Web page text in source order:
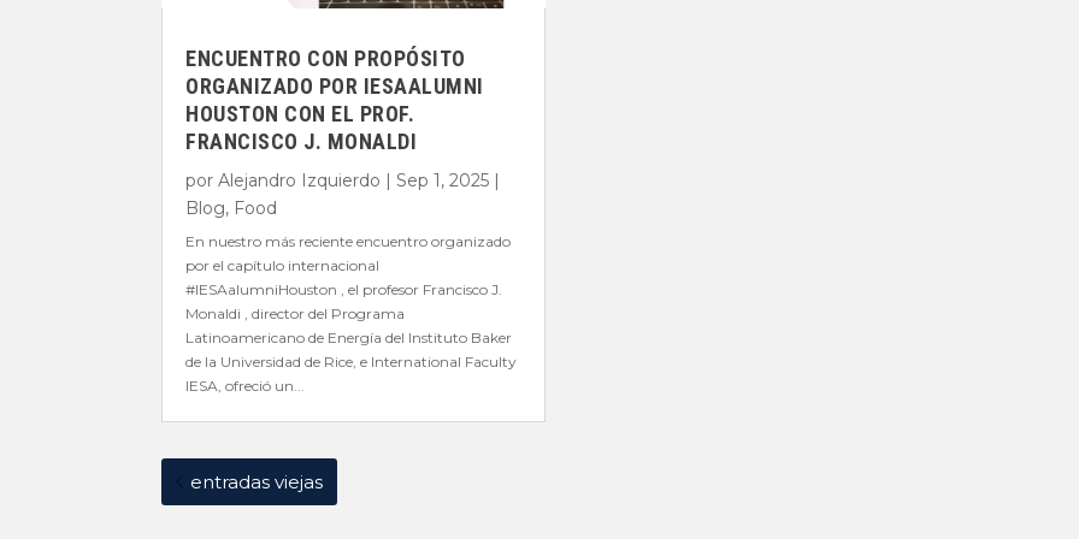
ENCUENTRO CON PROPÓSITO
ORGANIZADO POR IESAALUMNI
HOUSTON CON EL PROF.
FRANCISCO J. MONALDI
porAlejandro Izquierdo |Sep 1, 2025 |
Blog, Food
En nuestro más reciente encuentro organizado
por el capítulo internacional
#IESAalumniHouston , el profesor Francisco J.
Monaldi , director del Programa
Latinoamericano de Energía del Instituto Baker
de la Universidad de Rice, e International Faculty
IESA, ofreció un...
entradas viejas